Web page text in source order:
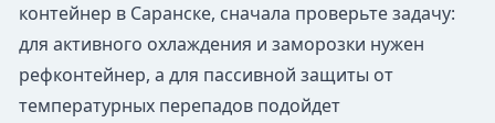
контейнер в Саранске, сначала проверьте задачу:
для активного охлаждения и заморозки нужен
рефконтейнер, а для пассивной защиты от
температурных перепадов подойдет